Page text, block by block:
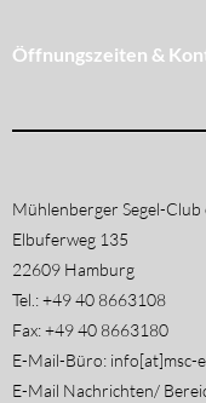
Öffnungszeiten &
Mühlenberger Segel-Club
Elbuferweg 135
22609 Hamburg
Tel.: +49 40 8663108
Fax: +49 40 8663180
E-Mail-Büro: info[at]msc-
E-Mail Nachrichten/